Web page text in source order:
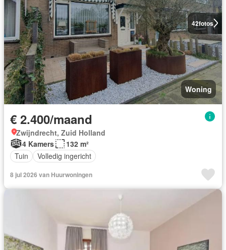
42fotos
Woning
€ 2.400/maand
Zwijndrecht, Zuid Holland
4 Kamers
132 m²
Tuin
Volledig ingericht
8 jul 2026 van Huurwoningen